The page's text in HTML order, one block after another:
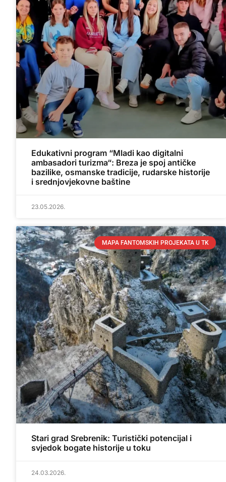
Edukativni program “Mladi kao digitalni
ambasadori turizma“: Breza je spoj antičke
bazilike, osmanske tradicije, rudarske historije
i srednjovjekovne baštine
23.05.2026.
MAPA FANTOMSKIH PROJEKATA U TK
Stari grad Srebrenik: Turistički potencijal i
svjedok bogate historije u toku
24.03.2026.